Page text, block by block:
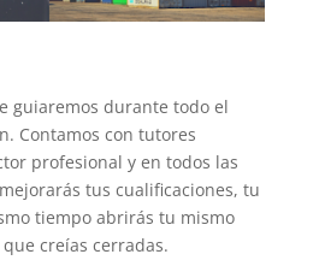
guiaremos durante todo el
Contamos con tutores
profesional y en todos las
tus cualificaciones, tu
tiempo abrirás tu mismo
creías cerradas.